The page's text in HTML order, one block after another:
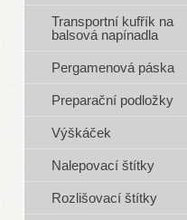
Transportní kufřík na
balsová napínadla
Pergamenová páska
Preparační podložky
Výškáček
Nalepovací štítky
Rozlišovací štítky